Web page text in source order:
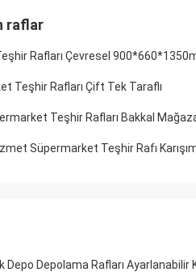
raflar
Rafları Çevresel
Teşhir Rafları Çift Tek Taraflı
Teşhir Rafları Bakkal
Süpermarket Teşhir Rafı
Depo Depolama Rafları Ayarlanabilir